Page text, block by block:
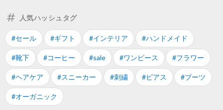
人気ハッシュタグ
#セール #ギフト #インテリア #ハンドメイド
#靴下 #コーヒー #sale #ワンピース #フラワー
#ヘアケア #スニーカー #刺繍 #ピアス #ブーツ
#オーガニック